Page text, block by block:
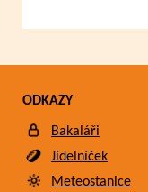
ODKAZY
Bakaláři
Jídelníček
Meteostanice